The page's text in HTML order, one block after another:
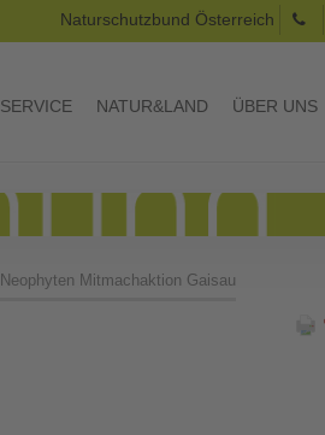
Naturschutzbund Österreich
SERVICE NATUR&LAND ÜBER UNS
Neophyten Mitmachaktion Gaisau